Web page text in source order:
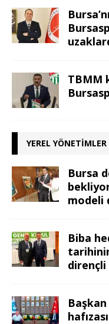
TBMM
YEREL YÖNETIMLER
Bursa
modeli
Biba
dirençli